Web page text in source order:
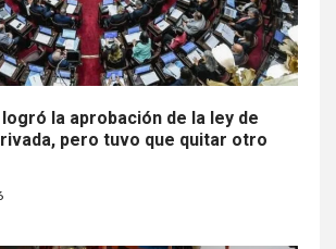
logró la aprobación de la ley de
pero tuvo que quitar otro